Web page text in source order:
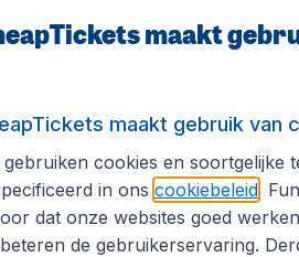
informatie
maakt
maakt gebruik van
gebruiken cookies en soortgelijke
in ons cookiebeleid.
dat onze websites goed
de gebruikerservaring.